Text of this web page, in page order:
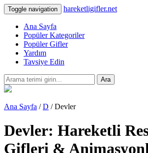
Toggle navigation hareketligifler.net
Ana Sayfa
Popüler Kategoriler
Popüler Gifler
Yardım
Tavsiye Edin
Ara
Ana Sayfa /D / Devler
Devler: Hareketli
Gifleri &